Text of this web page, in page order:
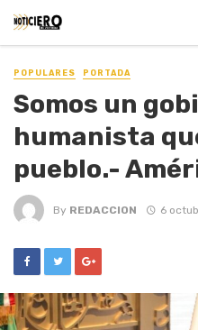
POPULARES PORTADA
Somos un
humanista
pueblo.-
By REDACCION 6